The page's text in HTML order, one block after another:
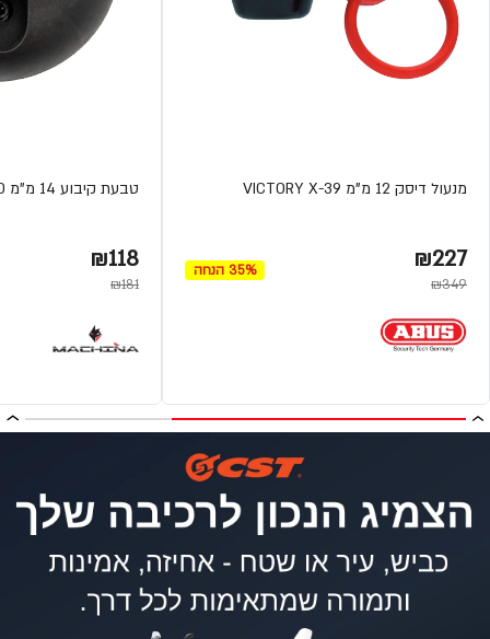
מנעול דיסק 12 מ"מ VICTORY X-39
₪227
₪349
35% הנחה
טבעת קיבוע 14 מ"מ TY7920 מבית MACHINA
₪118
₪181